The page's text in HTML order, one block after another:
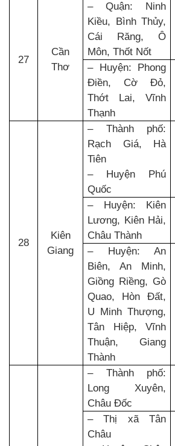
27
Cần
Thơ
– Quận: Ninh
Kiều, Bình Thủy,
Cái Răng, Ô
Môn, Thốt Nốt
– Huyện: Phong
Điền, Cờ Đỏ,
Thớt Lai, Vĩnh
Thạnh
28
Kiên
Giang
– Thành phố:
Rạch Giá, Hà
Tiên
– Huyện Phú
Quốc
– Huyện: Kiên
Lương, Kiên Hải,
Châu Thành
– Huyện: An
Biên, An Minh,
Giồng Riềng, Gò
Quao, Hòn Đất,
U Minh Thượng,
Tân Hiệp, Vĩnh
Thuận, Giang
Thành
– Thành phố:
Long Xuyên,
Châu Đốc
– Thị xã Tân
Châu